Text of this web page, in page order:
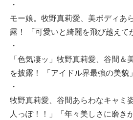
・
モー娘。牧野真莉愛、美ボディあ
露！ 「可愛いと綺麗を飛び越えて
・
「色気凄ッ」牧野真莉愛、谷間＆
を披露！ 「アイドル界最強の美貌
・
牧野真莉愛、谷間あらわなキャミ
人っぽ！！」「年々美しさに磨き